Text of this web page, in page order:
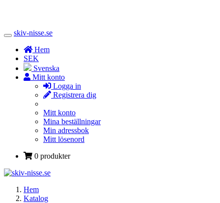
Toggle
Navigation
skiv-nisse.se
Hem
SEK
Svenska
Mitt konto
Logga in
Registrera dig
Mitt konto
Mina beställningar
Min adressbok
Mitt lösenord
0 produkter
Hem
Katalog